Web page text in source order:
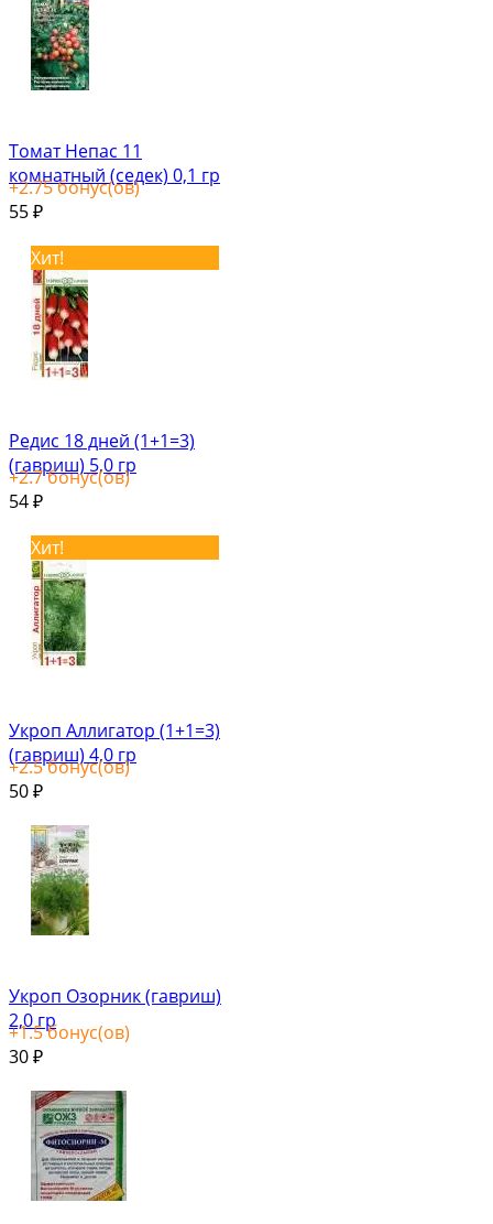
Томат Непас 11
комнатный (седек) 0,1 гр
+2.75бонус(ов)
55 ₽
Хит!
Редис 18 дней (1+1=3)
(гавриш) 5,0 гр
+2.7бонус(ов)
54 ₽
Хит!
Укроп Аллигатор (1+1=3)
(гавриш) 4,0 гр
+2.5бонус(ов)
50 ₽
Укроп Озорник (гавриш)
2,0 гр
+1.5бонус(ов)
30 ₽